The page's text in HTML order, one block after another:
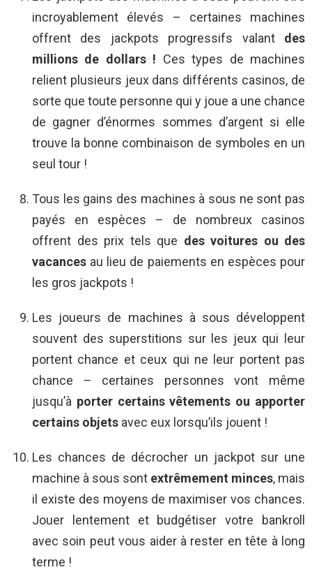
incroyablement élevés – certaines machines
offrent des jackpots progressifs valant des
millions de dollars ! Ces types de machines
relient plusieurs jeux dans différents casinos, de
sorte que toute personne qui y joue a une chance
de gagner d’énormes sommes d’argent si elle
trouve la bonne combinaison de symboles en un
seul tour !
Tous les gains des machines à sous ne sont pas
payés en espèces – de nombreux casinos
offrent des prix tels que des voitures ou des
vacances au lieu de paiements en espèces pour
les gros jackpots !
Les joueurs de machines à sous développent
souvent des superstitions sur les jeux qui leur
portent chance et ceux qui ne leur portent pas
chance – certaines personnes vont même
jusqu’à porter certains vêtements ou apporter
certains objets avec eux lorsqu’ils jouent !
Les chances de décrocher un jackpot sur une
machine à sous sont extrêmement minces, mais
il existe des moyens de maximiser vos chances.
Jouer lentement et budgétiser votre bankroll
avec soin peut vous aider à rester en tête à long
terme !